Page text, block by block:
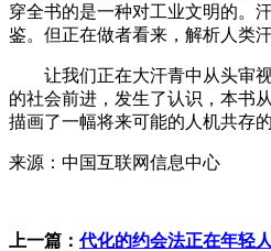
穿全书的是一种对工业文明的。
鉴。但正在做者看来，解析人类
让我们正在大汗青中从头审视
的社会前进，发生了认识，本书
描画了一幅将来可能的人机共存的
来源：中国互联网信息中心
上一篇：代化的约会法正在年轻